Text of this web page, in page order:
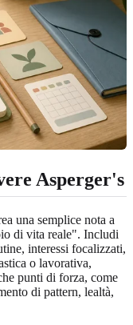
Asperger's
una semplice nota a
di vita reale". Includi
interessi focalizzati,
o lavorativa,
punti di forza, come
di pattern, lealtà,